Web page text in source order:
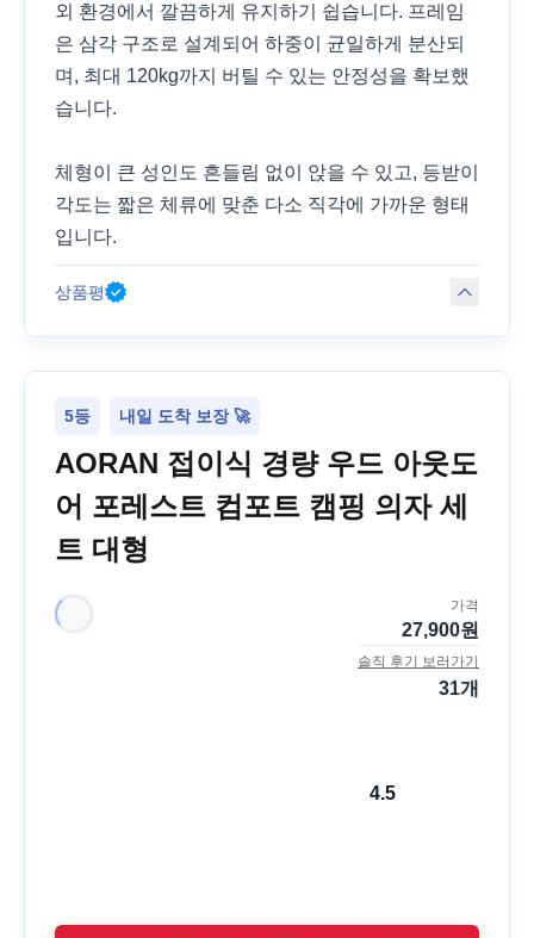
외 환경에서 깔끔하게 유지하기 쉽습니다. 프레임
은 삼각 구조로 설계되어 하중이 균일하게 분산되
며, 최대 120kg까지 버틸 수 있는 안정성을 확보했
습니다.
체형이 큰 성인도 흔들림 없이 앉을 수 있고, 등받이
각도는 짧은 체류에 맞춘 다소 직각에 가까운 형태
입니다.
상품평
5등 내일 도착 보장 🚀
AORAN 접이식 경량 우드 아웃도
어 포레스트 컴포트 캠핑 의자 세
트 대형
가격
27,900원
솔직 후기 보러가기
31개
4.5